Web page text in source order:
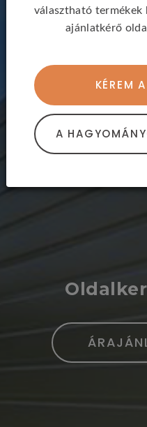
választható termékek
ajánlatkérő
KÉREM
A